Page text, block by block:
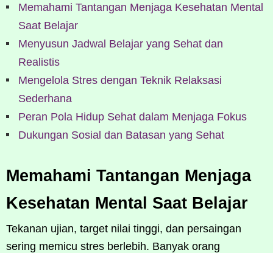
Memahami Tantangan Menjaga Kesehatan Mental
Saat Belajar
Menyusun Jadwal Belajar yang Sehat dan
Realistis
Mengelola Stres dengan Teknik Relaksasi
Sederhana
Peran Pola Hidup Sehat dalam Menjaga Fokus
Dukungan Sosial dan Batasan yang Sehat
Memahami Tantangan Menjaga
Kesehatan Mental Saat Belajar
Tekanan ujian, target nilai tinggi, dan persaingan
sering memicu stres berlebih. Banyak orang